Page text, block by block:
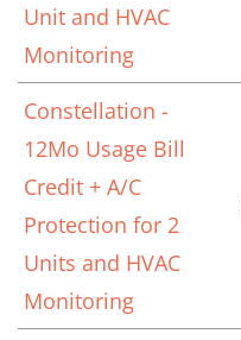
Unit and HVAC
Monitoring
Constellation -
12Mo Usage Bill
Credit + A/C
Protection for 2
Units and HVAC
Monitoring